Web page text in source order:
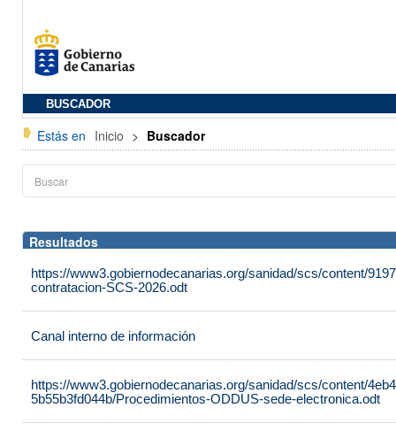
BUSCADOR
Estás en Inicio > Buscador
Resultados
https://www3.gobiernodecanarias.org/sanidad/scs/content/
contratacion-SCS-2026.odt
Canal interno de información
https://www3.gobiernodecanarias.org/sanidad/scs/content/
5b55b3fd044b/Procedimientos-ODDUS-sede-electronica.odt